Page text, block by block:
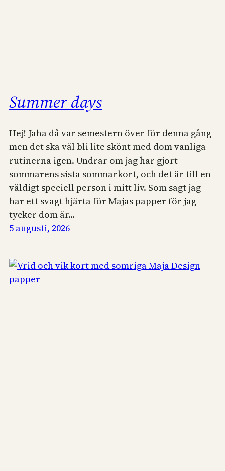
Summer days
Hej! Jaha då var semestern över för denna gång
men det ska väl bli lite skönt med dom vanliga
rutinerna igen. Undrar om jag har gjort
sommarens sista sommarkort, och det är till en
väldigt speciell person i mitt liv. Som sagt jag
har ett svagt hjärta för Majas papper för jag
tycker dom är…
5 augusti, 2026